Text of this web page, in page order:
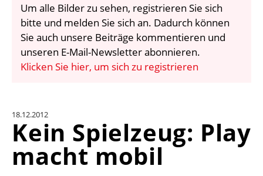
VIDEOS
BIBLIOTHEK
KRAN & BÜHNE
EINHEITENKONVERTER
KONTAKT
Um alle Bilder zu sehen, registrieren Sie sich
bitte und melden Sie sich an. Dadurch können
Sie auch unsere Beiträge kommentieren und
unseren E-Mail-Newsletter abonnieren.
Klicken Sie hier, um sich zu registrieren
18.12.2012
Kein Spielzeug: Play
macht mobil